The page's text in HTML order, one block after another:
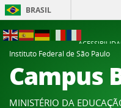
BRASIL
Instituto Federal de São Paulo
Campus
MINISTÉRIO DA